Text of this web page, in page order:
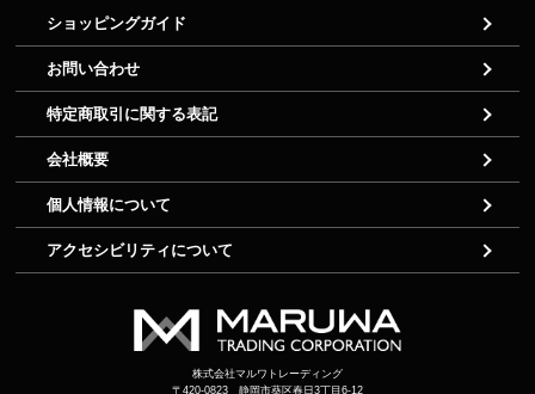
ショッピングガイド
お問い合わせ
特定商取引に関する表記
会社概要
個人情報について
アクセシビリティについて
株式会社マルワトレーディング
〒420-0823 静岡市葵区春日3丁目6-12